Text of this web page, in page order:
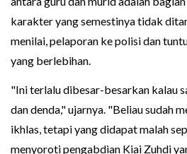
karakter yang semestinya tidak
menilai, pelaporan ke polisi dan
yang berlebihan.
"Ini terlalu dibesar-besarkan kalau
dan denda," ujarnya. "Beliau sudah
ikhlas, tetapi yang didapat malah
menyoroti pengabdian Kiai Zuhdi